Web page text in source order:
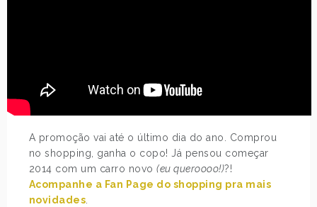
A promoção vai até o último dia do ano. Comprou
no shopping, ganha o copo! Já pensou começar
2014 com um carro novo(eu queroooo!)?!
Acompanhe a Fan Page do shopping pra mais
novidades